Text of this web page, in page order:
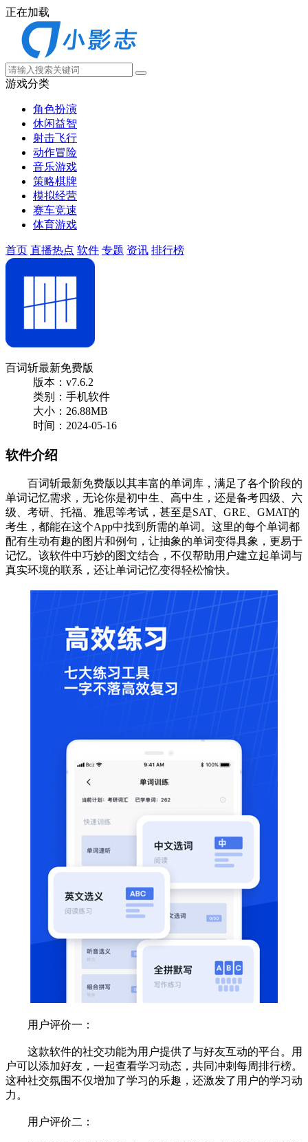
正在加载
游戏分类
角色扮演
休闲益智
射击飞行
动作冒险
音乐游戏
策略棋牌
模拟经营
赛车竞速
体育游戏
首页 直播热点 软件 专题 资讯 排行榜
百词斩最新免费版
版本：v7.6.2
类别：手机软件
大小：26.88MB
时间：2024-05-16
软件介绍
百词斩最新免费版以其丰富的单词库，满足了各个阶段的
单词记忆需求，无论你是初中生、高中生，还是备考四级、六
级、考研、托福、雅思等考试，甚至是SAT、GRE、GMAT的
考生，都能在这个App中找到所需的单词。这里的每个单词都
配有生动有趣的图片和例句，让抽象的单词变得具象，更易于
记忆。该软件中巧妙的图文结合，不仅帮助用户建立起单词与
真实环境的联系，还让单词记忆变得轻松愉快。
用户评价一：
这款软件的社交功能为用户提供了与好友互动的平台。用
户可以添加好友，一起查看学习动态，共同冲刺每周排行榜。
这种社交氛围不仅增加了学习的乐趣，还激发了用户的学习动
力。
用户评价二：